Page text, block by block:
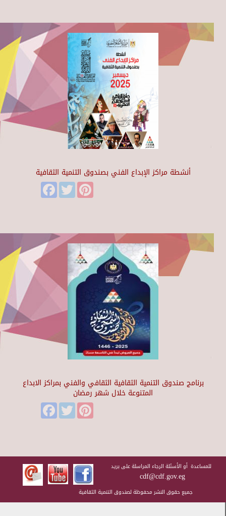
أنشطة مراكز الإبداع الفني بصندوق التنمية الثقافية
FacebookTwitter
برنامج صندوق التنمية الثقافية الثقافي والفني بمراكز الابداع
المتنوعة خلال شهر رمضان
FacebookTwitter
للمساعدة أو الأسئلة الرجاء المراسلة على بريد
cdf@cdf.gov.eg
جميع حقوق النشر محفوظة لصندوق التنمية الثقافية